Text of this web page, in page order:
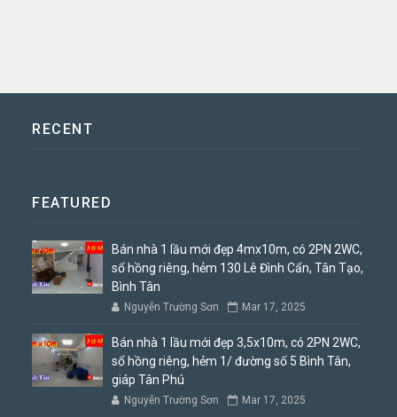
RECENT
FEATURED
Bán nhà 1 lầu mới đẹp 4mx10m, có 2PN 2WC,
sổ hồng riêng, hẻm 130 Lê Đình Cẩn, Tân Tạo,
Bình Tân
Nguyễn Trường Sơn Mar 17, 2025
Bán nhà 1 lầu mới đẹp 3,5x10m, có 2PN 2WC,
sổ hồng riêng, hẻm 1/ đường số 5 Bình Tân,
giáp Tân Phú
Nguyễn Trường Sơn Mar 17, 2025